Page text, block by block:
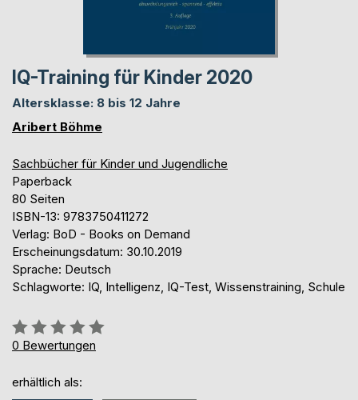
IQ-Training für Kinder 2020
Altersklasse: 8 bis 12 Jahre
Aribert Böhme
Sachbücher für Kinder und Jugendliche
Paperback
80 Seiten
ISBN-13: 9783750411272
Verlag: BoD - Books on Demand
Erscheinungsdatum: 30.10.2019
Sprache: Deutsch
Schlagworte: IQ, Intelligenz, IQ-Test, Wissenstraining, Schule
Bewertung::
0%
0 Bewertungen
erhältlich als: